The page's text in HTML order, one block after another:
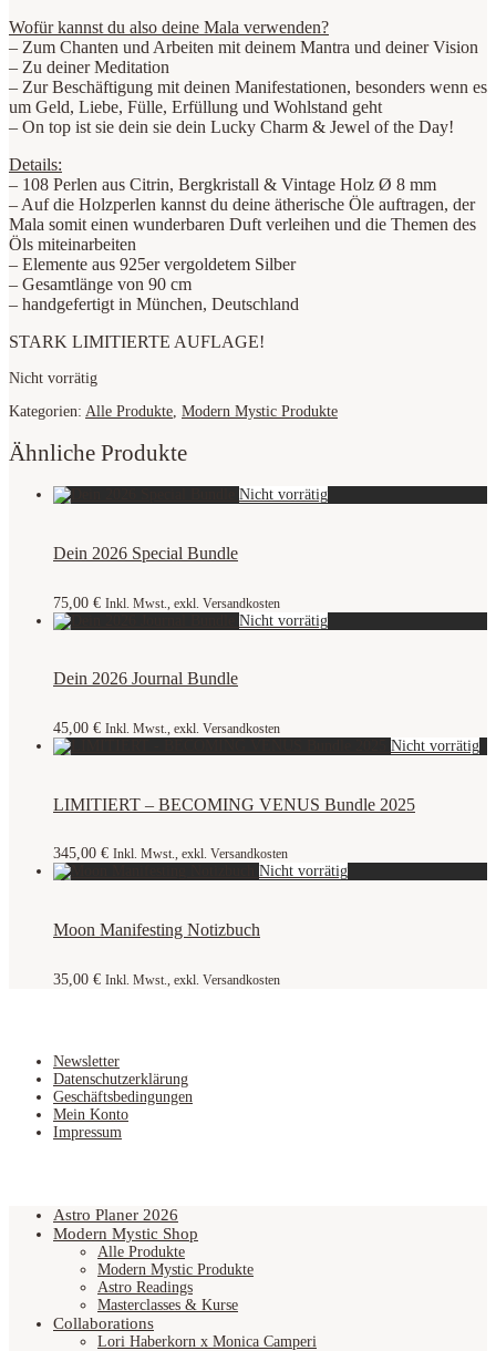
Wofür kannst du also deine Mala verwenden?
– Zum Chanten und Arbeiten mit deinem Mantra und deiner Vision
– Zu deiner Meditation
– Zur Beschäftigung mit deinen Manifestationen, besonders wenn es
um Geld, Liebe, Fülle, Erfüllung und Wohlstand geht
– On top ist sie dein sie dein Lucky Charm & Jewel of the Day!
Details:
– 108 Perlen aus Citrin, Bergkristall & Vintage Holz Ø 8 mm
– Auf die Holzperlen kannst du deine ätherische Öle auftragen, der
Mala somit einen wunderbaren Duft verleihen und die Themen des
Öls miteinarbeiten
– Elemente aus 925er vergoldetem Silber
– Gesamtlänge von 90 cm
– handgefertigt in München, Deutschland
STARK LIMITIERTE AUFLAGE!
Nicht vorrätig
Kategorien: Alle Produkte Modern Mystic Produkte
Ähnliche Produkte
Dein 2026 Special Bundle
75,00 € Inkl. Mwst., exkl. Versandkosten
Dein 2026 Journal Bundle
45,00 € Inkl. Mwst., exkl. Versandkosten
LIMITIERT – BECOMING VENUS Bundle 2025
345,00 € Inkl. Mwst., exkl. Versandkosten
Moon Manifesting Notizbuch
35,00 € Inkl. Mwst., exkl. Versandkosten
Newsletter
Datenschutzerklärung
Geschäftsbedingungen
Mein Konto
Impressum
Astro Planer 2026
Modern Mystic Shop
Alle Produkte
Modern Mystic Produkte
Astro Readings
Masterclasses & Kurse
Collaborations
Lori Haberkorn x Monica Camperi